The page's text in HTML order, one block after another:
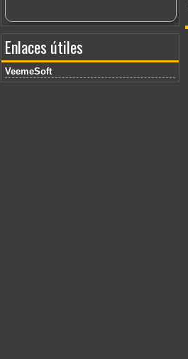
Enlaces útiles
VeemeSoft